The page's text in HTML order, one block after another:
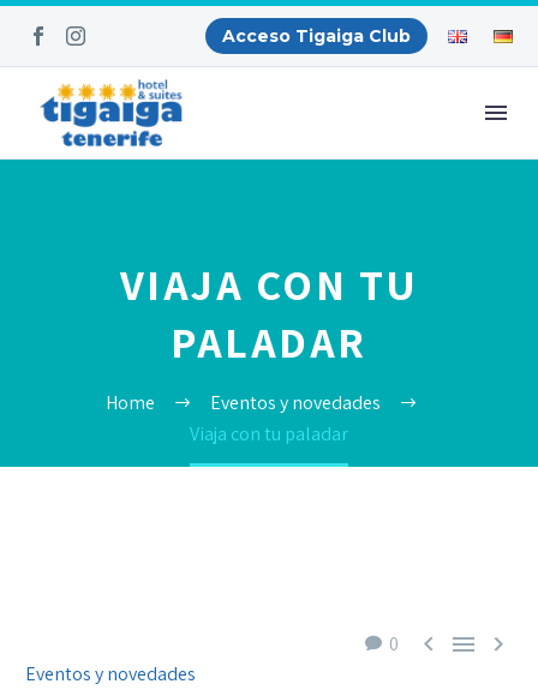
Acceso Tigaiga Club
VIAJA CON TU
PALADAR
Home
Eventos y novedades
Viaja con tu paladar
0   
Eventos y novedades